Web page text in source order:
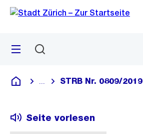
Navigation
Sprunglink
Menü
Deutsch
Blende alle Breadcrumbs ein
STRB Nr. 0809/2019
Seite vorlesen